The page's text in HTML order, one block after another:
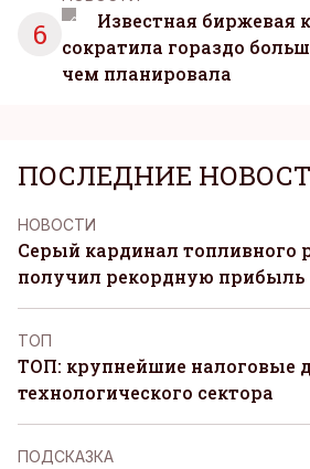
6
Известная биржевая
сократила гораздо
чем планировала
ПОСЛЕДНИЕ
НОВОСТИ
Серый кардинал топливного
получил рекордную прибыль
ТОП
ТОП: крупнейшие налоговые
технологического сектора
ПОДСКАЗКА